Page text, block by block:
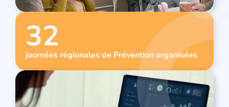
journées régionales de Prévention organisées
32